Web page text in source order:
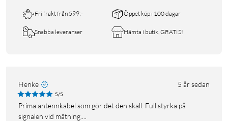
Fri frakt från 599:- Öppet köp i 100 dagar
Snabba leveranser Hämta i butik, GRATIS!
Henke 5 år sedan
5/5
Prima antennkabel som gör det den skall. Full styrka på
signalen vid mätning....